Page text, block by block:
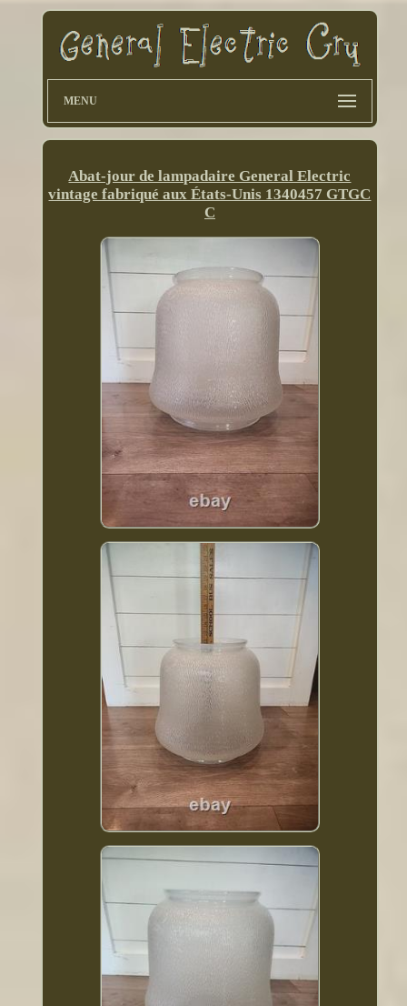
MENU
Abat-jour de lampadaire General Electric
vintage fabriqué aux États-Unis 1340457 GTGC
C